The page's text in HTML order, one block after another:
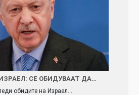
СЕ ОБИДУВААТ ДА…
обидите на Израел…